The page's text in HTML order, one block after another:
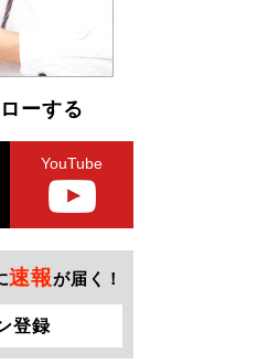
ーする
YouTube
速報が届く！
登録